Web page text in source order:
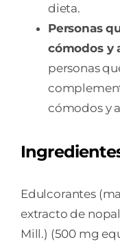
dieta.
Personas
cómodos y
personas
cómodos y
Edulcorantes
extracto de
Mill.) (500 mg